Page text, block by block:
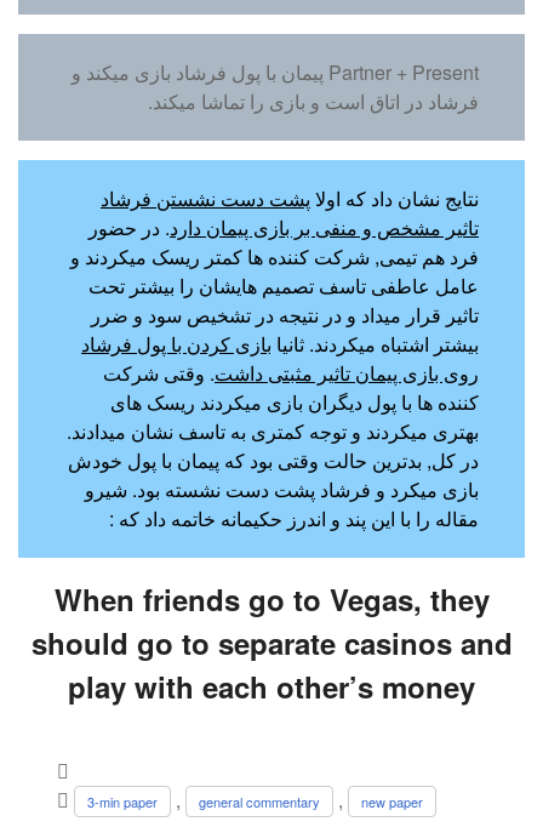
Partner + Present پیمان با پول فرشاد بازی میکند و
فرشاد در اتاق است و بازی را تماشا میکند.
نتایج نشان داد که اولا پشت دست نشستن فرشاد
تاثیر مشخص و منفی بر بازی پیمان دارد. در حضور
فرد هم تیمی, شرکت کننده ها کمتر ریسک میکردند و
عامل عاطفی تاسف تصمیم هایشان را بیشتر تحت
تاثیر قرار میداد و در نتیجه در تشخیص سود و ضرر
بیشتر اشتباه میکردند. ثانیا بازی کردن با پول فرشاد
روی بازی پیمان تاثیر مثبتی داشت. وقتی شرکت
کننده ها با پول دیگران بازی میکردند ریسک های
بهتری میکردند و توجه کمتری به تاسف نشان میدادند.
در کل, بدترین حالت وقتی بود که پیمان با پول خودش
بازی میکرد و فرشاد پشت دست نشسته بود. شیرو
مقاله را با این پند و اندرز حکیمانه خاتمه داد که :
When friends go to Vegas, they
should go to separate casinos and
play with each other’s money
3-min paper , general commentary , new paper